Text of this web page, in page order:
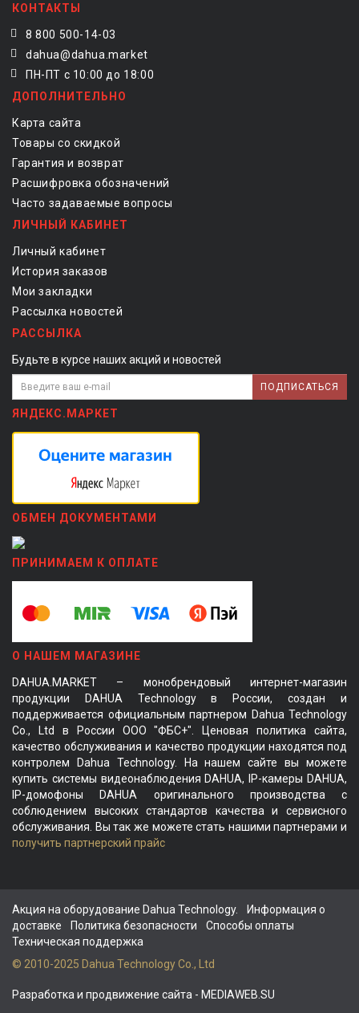
КОНТАКТЫ
8 800 500-14-03
dahua@dahua.market
ПН-ПТ с 10:00 до 18:00
ДОПОЛНИТЕЛЬНО
Карта сайта
Товары со скидкой
Гарантия и возврат
Расшифровка обозначений
Часто задаваемые вопросы
ЛИЧНЫЙ КАБИНЕТ
Личный кабинет
История заказов
Мои закладки
Рассылка новостей
РАССЫЛКА
Будьте в курсе наших акций и новостей
ПОДПИСАТЬСЯ
ЯНДЕКС.МАРКЕТ
ОБМЕН ДОКУМЕНТАМИ
ПРИНИМАЕМ К ОПЛАТЕ
О НАШЕМ МАГАЗИНЕ
DAHUA.MARKET – монобрендовый интернет-магазин
продукции DAHUA Technology в России, создан и
поддерживается официальным партнером Dahua Technology
Co., Ltd в России ООО "ФБС+". Ценовая политика сайта,
качество обслуживания и качество продукции находятся под
контролем Dahua Technology. На нашем сайте вы можете
купить системы видеонаблюдения DAHUA, IP-камеры DAHUA,
IP-домофоны DAHUA оригинального производства с
соблюдением высоких стандартов качества и сервисного
обслуживания. Вы так же можете стать нашими партнерами и
получить партнерский прайс
Акция на оборудование Dahua Technology.
Информация о
доставке
Политика безопасности
Способы оплаты
Техническая поддержка
© 2010-2025 Dahua Technology Co., Ltd
Разработка и продвижение сайта - MEDIAWEB.SU